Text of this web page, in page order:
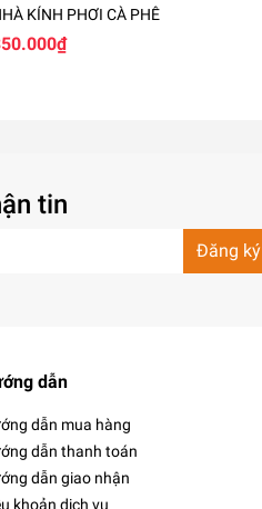
KÍNH PHƠI CÀ PHÊ
tin
Đăng ký
dẫn
dẫn mua hàng
dẫn thanh toán
dẫn giao nhận
khoản dịch vụ